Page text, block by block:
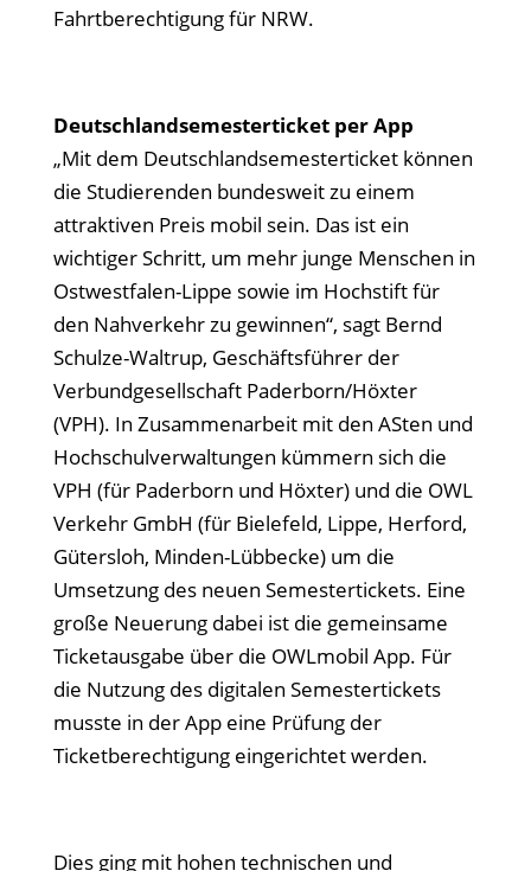
Fahrtberechtigung für NRW.
Deutschlandsemesterticket per App
„Mit dem Deutschlandsemesterticket können
die Studierenden bundesweit zu einem
attraktiven Preis mobil sein. Das ist ein
wichtiger Schritt, um mehr junge Menschen in
Ostwestfalen-Lippe sowie im Hochstift für
den Nahverkehr zu gewinnen“, sagt Bernd
Schulze-Waltrup, Geschäftsführer der
Verbundgesellschaft Paderborn/Höxter
(VPH). In Zusammenarbeit mit den ASten und
Hochschulverwaltungen kümmern sich die
VPH (für Paderborn und Höxter) und die OWL
Verkehr GmbH (für Bielefeld, Lippe, Herford,
Gütersloh, Minden-Lübbecke) um die
Umsetzung des neuen Semestertickets. Eine
große Neuerung dabei ist die gemeinsame
Ticketausgabe über die OWLmobil App. Für
die Nutzung des digitalen Semestertickets
musste in der App eine Prüfung der
Ticketberechtigung eingerichtet werden.
Dies ging mit hohen technischen und